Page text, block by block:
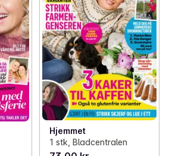
Hjemmet
1 stk, Bladcentralen